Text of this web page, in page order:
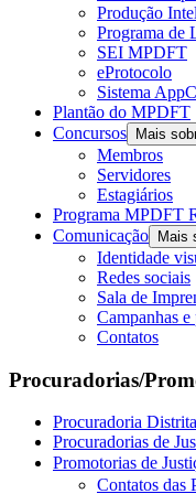
Produção
Programa de
SEI MPDFT
eProtocolo
Sistema
Plantão do MPDFT
Concursos
Mais
Membros
Servidores
Estagiários
Programa MPDFT
Comunicação
Mais
Identidade
Redes sociais
Sala de
Campanhas
Contatos
Procuradorias/
Procuradoria
Procuradorias de
Promotorias de
Contatos das